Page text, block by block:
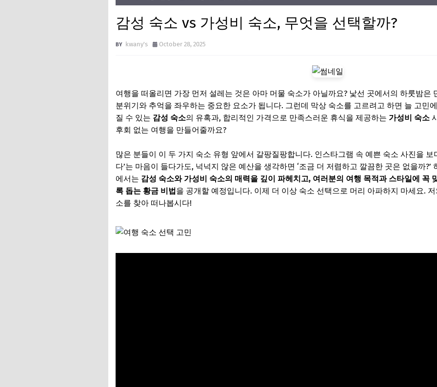
감성 숙소 vs 가성비 숙소, 무엇을 선택할까?
kwany's October 28, 2025
여행을 떠올리면 가장 먼저 설레는 것은 아마 머물 숙소가 아닐까요? 낯선 곳에서의 하룻밤은
분위기와 추억을 좌우하는 중요한 요소가 됩니다. 그런데 막상 숙소를 고르려고 하면 늘 고민
질 수 있는 감성 숙소의 유혹과, 합리적인 가격으로 만족스러운 휴식을 제공하는 가성비 숙소
후회 없는 여행을 만들어줄까요?
많은 분들이 이 두 가지 숙소 유형 앞에서 갈팡질팡합니다. 인스타그램 속 예쁜 숙소 사진을 보
다’는 마음이 들다가도, 넉넉지 않은 예산을 생각하면 ‘조금 더 저렴하고 깔끔한 곳은 없을까?’
에서는 감성 숙소와 가성비 숙소의 매력을 깊이 파헤치고, 여러분의 여행 목적과 스타일에 꼭
록 돕는 황금 비법을 공개할 예정입니다. 이제 더 이상 숙소 선택으로 머리 아파하지 마세요.
소를 찾아 떠나봅시다!